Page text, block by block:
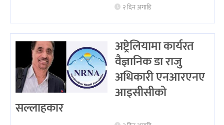
२ दिन अगाडि
अष्ट्रेलियामा कार्यरत
वैज्ञानिक डा राजु
अधिकारी एनआरएनए
आइसीसीको
सल्लाहकार